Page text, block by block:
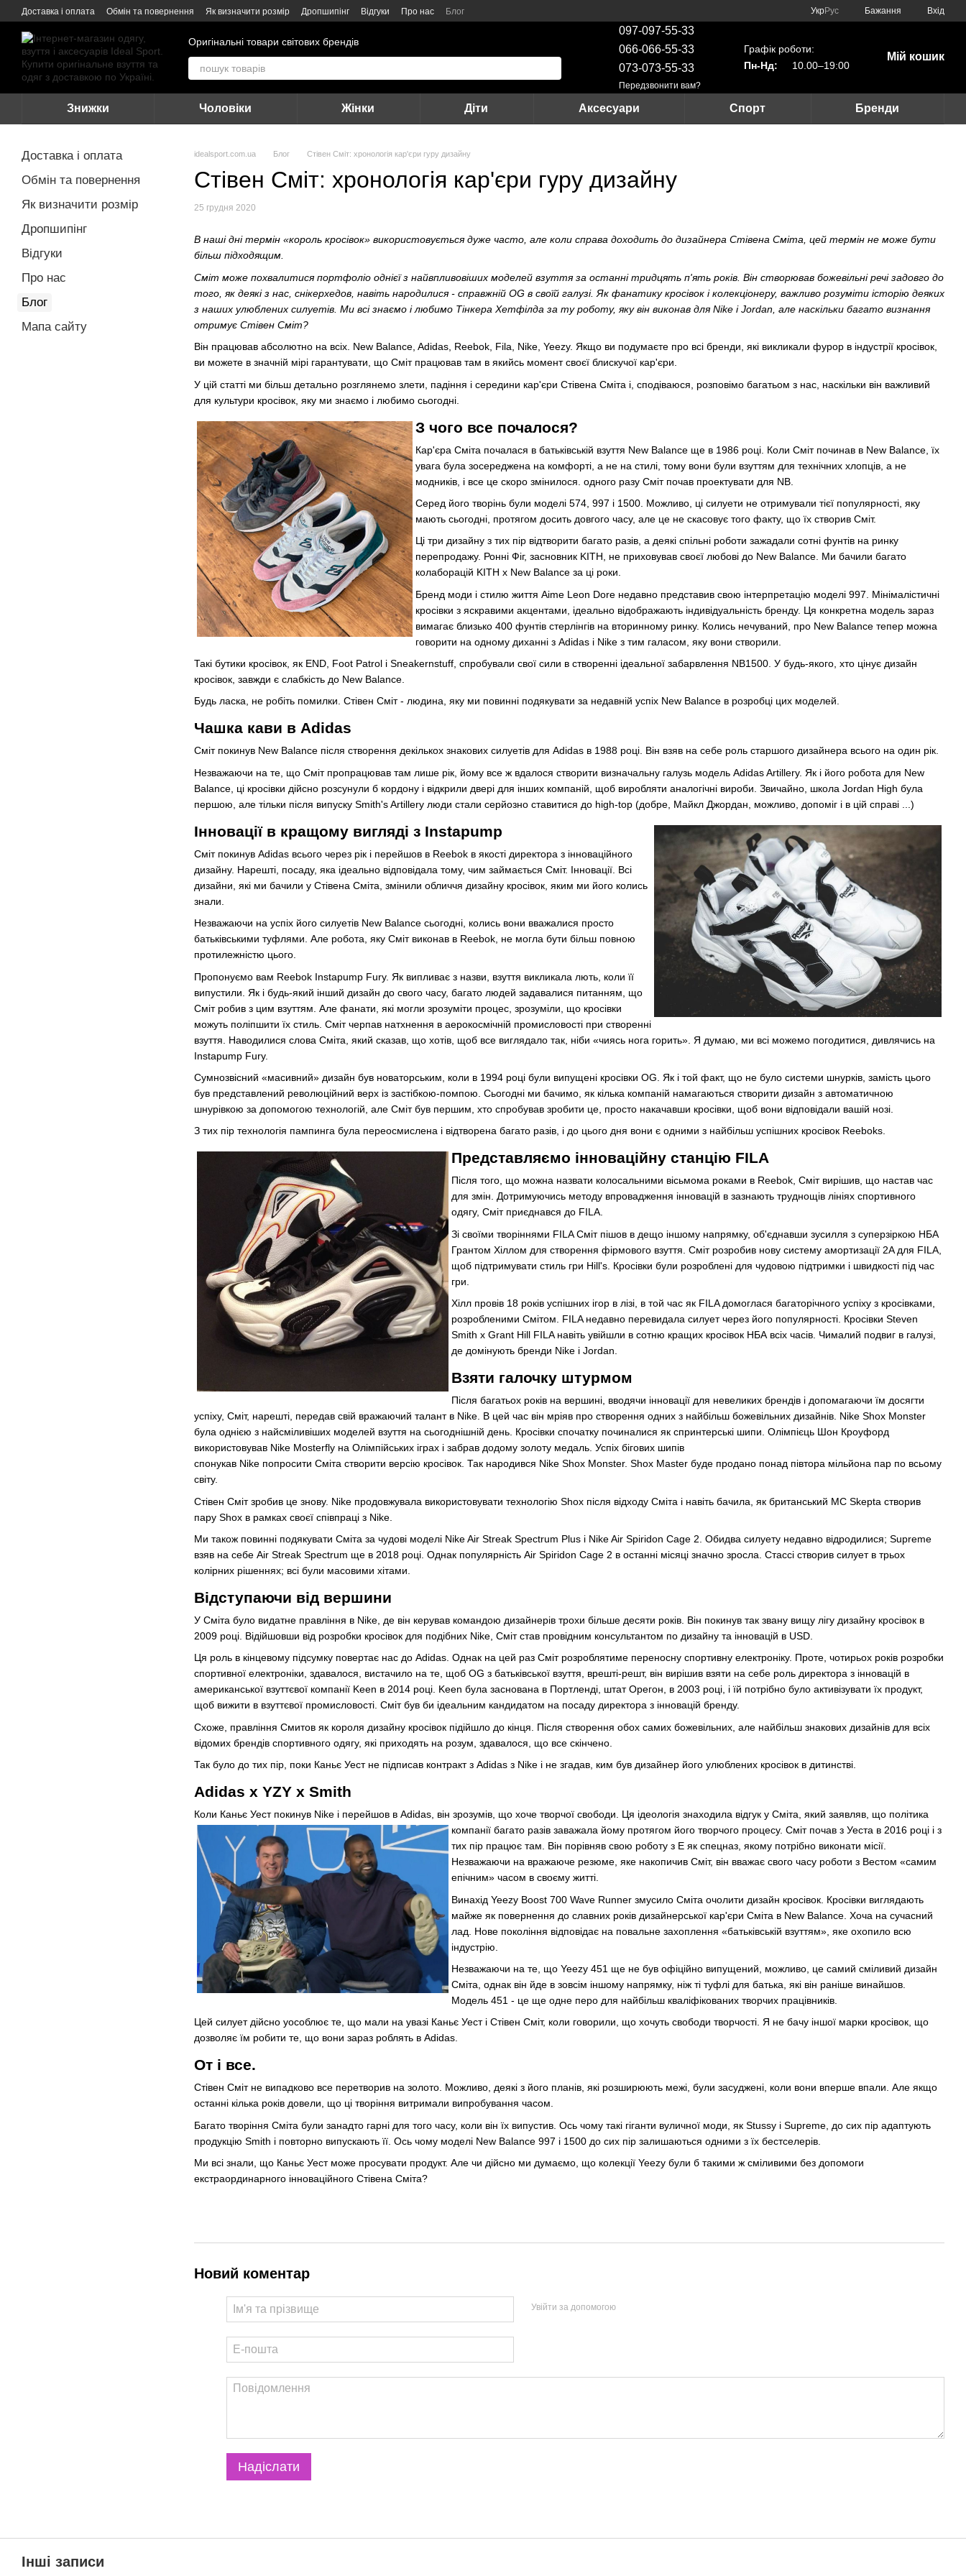
Перейти до основного контенту
Доставка і оплата Обмін та повернення Як визначити розмір Дропшипінг Відгуки Про нас Блог УкрРус Бажання Вхід
Оригінальні товари світових брендів
097-097-55-33
066-066-55-33
073-073-55-33
Передзвонити вам?
Графік роботи:
Пн-Нд:
10.00–19:00
Мій кошик
Знижки Чоловіки Жінки Діти Аксесуари Спорт Бренди
idealsport.com.ua Блог Стівен Сміт: хронологія кар'єри гуру дизайну
Стівен Сміт: хронологія кар'єри гуру дизайну
25 грудня 2020
В наші дні термін «король кросівок» використовується дуже часто, але коли справа доходить до дизайнера Стівена Сміта, цей термін не може бути
більш підходящим.
Сміт може похвалитися портфоліо однієї з найвпливовіших моделей взуття за останні тридцять п'ять років. Він створював божевільні речі задовго до
того, як деякі з нас, снікерхедов, навіть народилися - справжній OG в своїй галузі. Як фанатику кросівок і колекціонеру, важливо розуміти історію деяких
з наших улюблених силуетів. Ми всі знаємо і любимо Тінкера Хетфілда за ту роботу, яку він виконав для Nike і Jordan, але наскільки багато визнання
отримує Стівен Сміт?
Він працював абсолютно на всіх. New Balance, Adidas, Reebok, Fila, Nike, Yeezy. Якщо ви подумаєте про всі бренди, які викликали фурор в індустрії кросівок,
ви можете в значній мірі гарантувати, що Сміт працював там в якийсь момент своєї блискучої кар'єри.
У цій статті ми більш детально розглянемо злети, падіння і середини кар'єри Стівена Сміта і, сподіваюся, розповімо багатьом з нас, наскільки він важливий
для культури кросівок, яку ми знаємо і любимо сьогодні.
З чого все почалося?
Кар'єра Сміта почалася в батьківській взуття New Balance ще в 1986 році. Коли Сміт починав в New Balance, їх
увага була зосереджена на комфорті, а не на стилі, тому вони були взуттям для технічних хлопців, а не
модників, і все це скоро змінилося. одного разу Сміт почав проектувати для NB.
Серед його творінь були моделі 574, 997 і 1500. Можливо, ці силуети не отримували тієї популярності, яку
мають сьогодні, протягом досить довгого часу, але це не скасовує того факту, що їх створив Сміт.
Ці три дизайну з тих пір відтворити багато разів, а деякі спільні роботи зажадали сотні фунтів на ринку
перепродажу. Ронні Фіг, засновник KITH, не приховував своєї любові до New Balance. Ми бачили багато
колаборацій KITH x New Balance за ці роки.
Бренд моди і стилю життя Aime Leon Dore недавно представив свою інтерпретацію моделі 997. Мінімалістичні
кросівки з яскравими акцентами, ідеально відображають індивідуальність бренду. Ця конкретна модель зараз
вимагає близько 400 фунтів стерлінгів на вторинному ринку. Колись нечуваний, про New Balance тепер можна
говорити на одному диханні з Adidas і Nike з тим галасом, яку вони створили.
Такі бутики кросівок, як END, Foot Patrol і Sneakernstuff, спробували свої сили в створенні ідеальної забарвлення NB1500. У будь-якого, хто цінує дизайн
кросівок, завжди є слабкість до New Balance.
Будь ласка, не робіть помилки. Стівен Сміт - людина, яку ми повинні подякувати за недавній успіх New Balance в розробці цих моделей.
Чашка кави в Adidas
Сміт покинув New Balance після створення декількох знакових силуетів для Adidas в 1988 році. Він взяв на себе роль старшого дизайнера всього на один рік.
Незважаючи на те, що Сміт пропрацював там лише рік, йому все ж вдалося створити визначальну галузь модель Adidas Artillery. Як і його робота для New
Balance, ці кросівки дійсно розсунули б кордону і відкрили двері для інших компаній, щоб виробляти аналогічні вироби. Звичайно, школа Jordan High була
першою, але тільки після випуску Smith's Artillery люди стали серйозно ставитися до high-top (добре, Майкл Джордан, можливо, допоміг і в цій справі ...)
Інновації в кращому вигляді з Instapump
Сміт покинув Adidas всього через рік і перейшов в Reebok в якості директора з інноваційного
дизайну. Нарешті, посаду, яка ідеально відповідала тому, чим займається Сміт. Інновації. Всі
дизайни, які ми бачили у Стівена Сміта, змінили обличчя дизайну кросівок, яким ми його колись
знали.
Незважаючи на успіх його силуетів New Balance сьогодні, колись вони вважалися просто
батьківськими туфлями. Але робота, яку Сміт виконав в Reebok, не могла бути більш повною
протилежністю цього.
Пропонуємо вам Reebok Instapump Fury. Як випливає з назви, взуття викликала лють, коли її
випустили. Як і будь-який інший дизайн до свого часу, багато людей задавалися питанням, що
Сміт робив з цим взуттям. Але фанати, які могли зрозуміти процес, зрозуміли, що кросівки
можуть поліпшити їх стиль. Сміт черпав натхнення в аерокосмічній промисловості при створенні
взуття. Наводилися слова Сміта, який сказав, що хотів, щоб все виглядало так, ніби «чиясь нога горить». Я думаю, ми всі можемо погодитися, дивлячись на
Instapump Fury.
Сумнозвісний «масивний» дизайн був новаторським, коли в 1994 році були випущені кросівки OG. Як і той факт, що не було системи шнурків, замість цього
був представлений революційний верх із застібкою-помпою. Сьогодні ми бачимо, як кілька компаній намагаються створити дизайн з автоматичною
шнурівкою за допомогою технологій, але Сміт був першим, хто спробував зробити це, просто накачавши кросівки, щоб вони відповідали вашій нозі.
З тих пір технологія пампинга була переосмислена і відтворена багато разів, і до цього дня вони є одними з найбільш успішних кросівок Reeboks.
Представляємо інноваційну станцію FILA
Після того, що можна назвати колосальними вісьмома роками в Reebok, Сміт вирішив, що настав час
для змін. Дотримуючись методу впровадження інновацій в зазнають труднощів лініях спортивного
одягу, Сміт приєднався до FILA.
Зі своїми творіннями FILA Сміт пішов в дещо іншому напрямку, об'єднавши зусилля з суперзіркою НБА
Грантом Хіллом для створення фірмового взуття. Сміт розробив нову систему амортизації 2A для FILA,
щоб підтримувати стиль гри Hill's. Кросівки були розроблені для чудовою підтримки і швидкості під час
гри.
Хілл провів 18 років успішних ігор в лізі, в той час як FILA домоглася багаторічного успіху з кросівками,
розробленими Смітом. FILA недавно перевидала силует через його популярності. Кросівки Steven
Smith x Grant Hill FILA навіть увійшли в сотню кращих кросівок НБА всіх часів. Чималий подвиг в галузі,
де домінують бренди Nike і Jordan.
Взяти галочку штурмом
Після багатьох років на вершині, вводячи інновації для невеликих брендів і допомагаючи їм досягти
успіху, Сміт, нарешті, передав свій вражаючий талант в Nike. В цей час він мріяв про створення одних з найбільш божевільних дизайнів. Nike Shox Monster
була однією з найсміливіших моделей взуття на сьогоднішній день. Кросівки спочатку починалися як спринтерські шипи. Олімпієць Шон Кроуфорд
використовував Nike Mosterfly на Олімпійських іграх і забрав додому золоту медаль. Успіх бігових шипів
спонукав Nike попросити Сміта створити версію кросівок. Так народився Nike Shox Monster. Shox Master буде продано понад півтора мільйона пар по всьому
світу.
Стівен Сміт зробив це знову. Nike продовжувала використовувати технологію Shox після відходу Сміта і навіть бачила, як британський MC Skepta створив
пару Shox в рамках своєї співпраці з Nike.
Ми також повинні подякувати Сміта за чудові моделі Nike Air Streak Spectrum Plus і Nike Air Spiridon Cage 2. Обидва силуету недавно відродилися; Supreme
взяв на себе Air Streak Spectrum ще в 2018 році. Однак популярність Air Spiridon Cage 2 в останні місяці значно зросла. Стассі створив силует в трьох
колірних рішеннях; всі були масовими хітами.
Відступаючи від вершини
У Сміта було видатне правління в Nike, де він керував командою дизайнерів трохи більше десяти років. Він покинув так звану вищу лігу дизайну кросівок в
2009 році. Відійшовши від розробки кросівок для подібних Nike, Сміт став провідним консультантом по дизайну та інновацій в USD.
Ця роль в кінцевому підсумку повертає нас до Adidas. Однак на цей раз Сміт розроблятиме переносну спортивну електроніку. Проте, чотирьох років розробки
спортивної електроніки, здавалося, вистачило на те, щоб OG з батьківської взуття, врешті-решт, він вирішив взяти на себе роль директора з інновацій в
американської взуттєвої компанії Keen в 2014 році. Keen була заснована в Портленді, штат Орегон, в 2003 році, і їй потрібно було активізувати їх продукт,
щоб вижити в взуттєвої промисловості. Сміт був би ідеальним кандидатом на посаду директора з інновацій бренду.
Схоже, правління Смитов як короля дизайну кросівок підійшло до кінця. Після створення обох самих божевільних, але найбільш знакових дизайнів для всіх
відомих брендів спортивного одягу, які приходять на розум, здавалося, що все скінчено.
Так було до тих пір, поки Каньє Уест не підписав контракт з Adidas з Nike і не згадав, ким був дизайнер його улюблених кросівок в дитинстві.
Adidas x YZY x Smith
Коли Каньє Уест покинув Nike і перейшов в Adidas, він зрозумів, що хоче творчої свободи. Ця ідеологія знаходила відгук у Сміта, який заявляв, що політика
компанії багато разів заважала йому протягом його творчого процесу. Сміт почав з Уеста в 2016 році і з
тих пір працює там. Він порівняв свою роботу з Е як спецназ, якому потрібно виконати місії.
Незважаючи на вражаюче резюме, яке накопичив Сміт, він вважає свого часу роботи з Вестом «самим
епічним» часом в своєму житті.
Винахід Yeezy Boost 700 Wave Runner змусило Сміта очолити дизайн кросівок. Кросівки виглядають
майже як повернення до славних років дизайнерської кар'єри Сміта в New Balance. Хоча на сучасний
лад. Нове покоління відповідає на повальне захоплення «батьківській взуттям», яке охопило всю
індустрію.
Незважаючи на те, що Yeezy 451 ще не був офіційно випущений, можливо, це самий сміливий дизайн
Сміта, однак він йде в зовсім іншому напрямку, ніж ті туфлі для батька, які він раніше винайшов.
Модель 451 - це ще одне перо для найбільш кваліфікованих творчих працівників.
Цей силует дійсно уособлює те, що мали на увазі Каньє Уест і Стівен Сміт, коли говорили, що хочуть свободи творчості. Я не бачу іншої марки кросівок, що
дозволяє їм робити те, що вони зараз роблять в Adidas.
От і все.
Стівен Сміт не випадково все перетворив на золото. Можливо, деякі з його планів, які розширюють межі, були засуджені, коли вони вперше впали. Але якщо
останні кілька років довели, що ці творіння витримали випробування часом.
Багато творіння Сміта були занадто гарні для того часу, коли він їх випустив. Ось чому такі гіганти вуличної моди, як Stussy і Supreme, до сих пір адаптують
продукцію Smith і повторно випускають її. Ось чому моделі New Balance 997 і 1500 до сих пір залишаються одними з їх бестселерів.
Ми всі знали, що Каньє Уест може просувати продукт. Але чи дійсно ми думаємо, що колекції Yeezy були б такими ж сміливими без допомоги
екстраординарного інноваційного Стівена Сміта?
Новий коментар
Увійти за допомогою
Надіслати
Доставка і оплата
Обмін та повернення
Як визначити розмір
Дропшипінг
Відгуки
Про нас
Блог
Мапа сайту
Інші записи